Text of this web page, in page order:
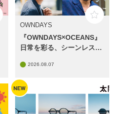
OWNDAYS
『OWNDAYS×OCEANS』
日常を彩る、シーンレスな
2026.08.07
NEW